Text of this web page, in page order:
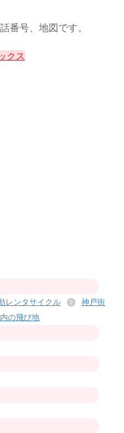
番号、地図です。
クス
レンタサイクル
神戸街
の飛び地